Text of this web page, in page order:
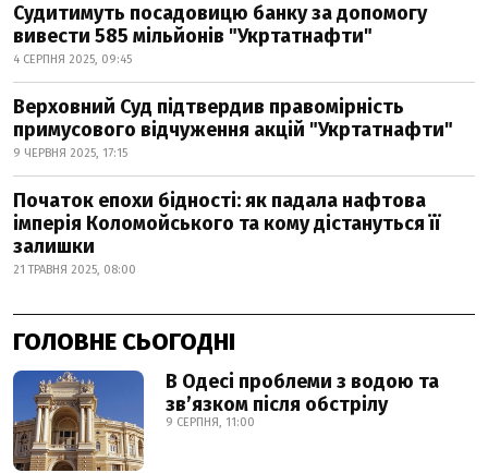
Судитимуть посадовицю банку за допомогу
вивести 585 мільйонів "Укртатнафти"
4 СЕРПНЯ 2025, 09:45
Верховний Суд підтвердив правомірність
примусового відчуження акцій "Укртатнафти"
9 ЧЕРВНЯ 2025, 17:15
Початок епохи бідності: як падала нафтова
імперія Коломойського та кому дістануться її
залишки
21 ТРАВНЯ 2025, 08:00
ГОЛОВНЕ СЬОГОДНІ
В Одесі проблеми з водою та
звʼязком після обстрілу
9 СЕРПНЯ, 11:00